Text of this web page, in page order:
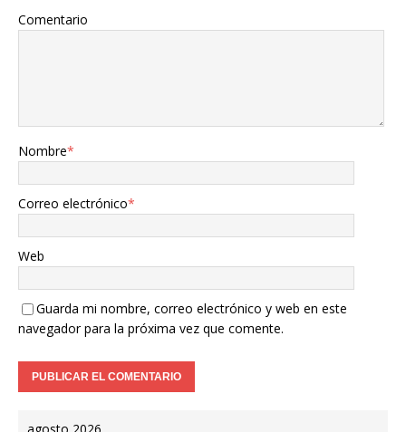
Comentario
Nombre*
Correo electrónico*
Web
Guarda mi nombre, correo electrónico y web en este
navegador para la próxima vez que comente.